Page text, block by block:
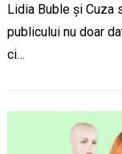
Lidia Buble și Cuza
publicului nu doar
ci…